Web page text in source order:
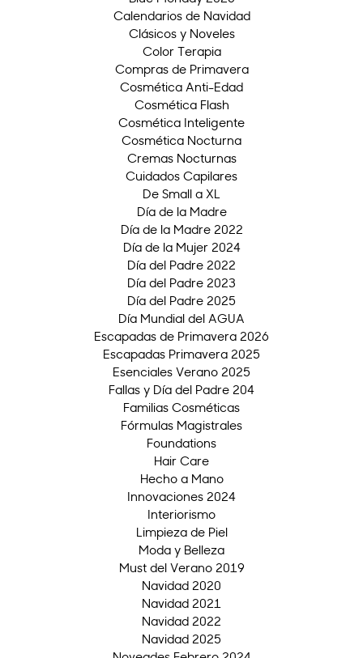
Calendarios de Navidad
Clásicos y Noveles
Color Terapia
Compras de Primavera
Cosmética Anti-Edad
Cosmética Flash
Cosmética Inteligente
Cosmética Nocturna
Cremas Nocturnas
Cuidados Capilares
De Small a XL
Día de la Madre
Día de la Madre 2022
Día de la Mujer 2024
Día del Padre 2022
Día del Padre 2023
Día del Padre 2025
Día Mundial del AGUA
Escapadas de Primavera 2026
Escapadas Primavera 2025
Esenciales Verano 2025
Fallas y Día del Padre 204
Familias Cosméticas
Fórmulas Magistrales
Foundations
Hair Care
Hecho a Mano
Innovaciones 2024
Interiorismo
Limpieza de Piel
Moda y Belleza
Must del Verano 2019
Navidad 2020
Navidad 2021
Navidad 2022
Navidad 2025